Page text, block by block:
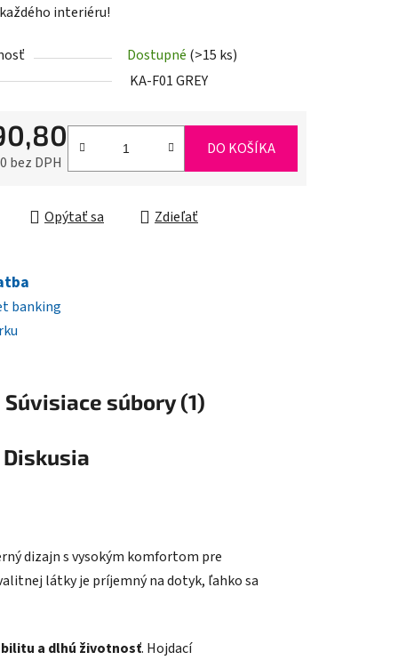
interiéru!
Dostupné (>15 ks)
KA-F01 GREY
bez DPH
DO KOŠÍKA
Opýtať sa Zdieľať
banking
Súvisiace súbory (1)
Diskusia
dizajn s vysokým komfortom pre
látky je príjemný na dotyk, ľahko sa
a dlhú životnosť. Hojdací